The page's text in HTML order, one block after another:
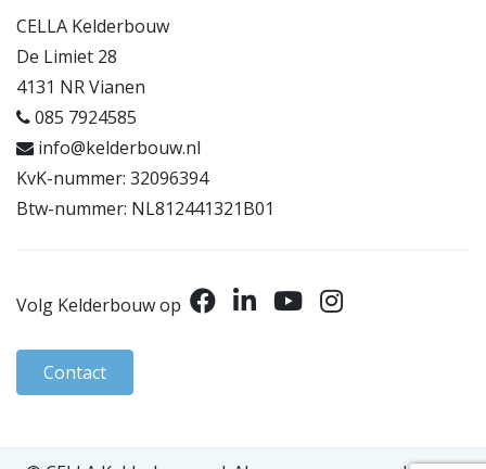
CELLA Kelderbouw
De Limiet 28
4131 NR Vianen
085 7924585
info@kelderbouw.nl
KvK-nummer: 32096394
Btw-nummer: NL812441321B01
Volg Kelderbouw op
Contact